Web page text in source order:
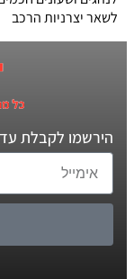
לשאר יצרניות הרכב
הירשמו לקבלת